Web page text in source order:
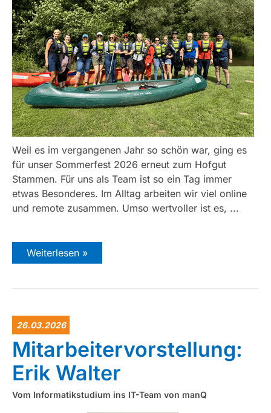
Weil es im vergangenen Jahr so schön war, ging es
für unser Sommerfest 2026 erneut zum Hofgut
Stammen. Für uns als Team ist so ein Tag immer
etwas Besonderes. Im Alltag arbeiten wir viel online
und remote zusammen. Umso wertvoller ist es, ...
Weiterlesen »
26.03.2026
Mitarbeitervorstellung:
Erik Walter
Vom Informatikstudium ins IT-Team von manQ